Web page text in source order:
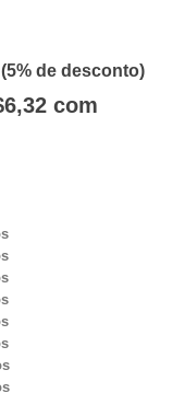
de desconto)
com